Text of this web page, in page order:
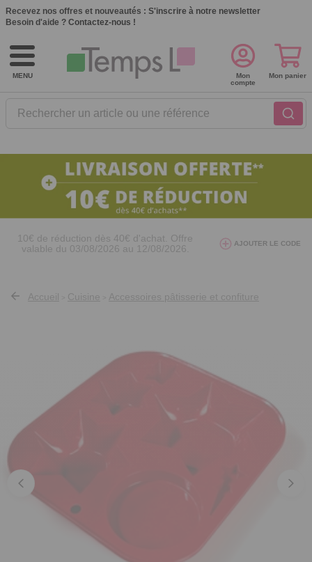
Recevez nos offres et nouveautés : S'inscrire à notre newsletter
Besoin d'aide ? Contactez-nous !
MENU
Rechercher un article ou une référence
Mon
compte
Mon panier
10€ de réduction dès 40€ d'achat. Offre
valable du 03/08/2026 au 12/08/2026.
avec le code AT26
AJOUTER LE CODE
Accueil Cuisine Accessoires pâtisserie et confiture